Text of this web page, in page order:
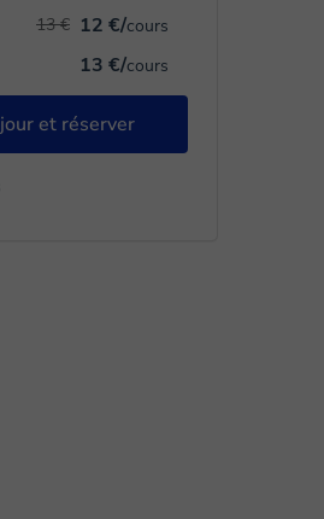
12 €/cours
13 €
13 €/cours
et réserver